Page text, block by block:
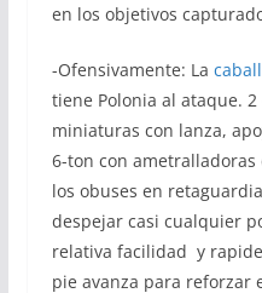
en los objetivos
-Ofensivamente: La
tiene Polonia al ataque.
miniaturas con lanza,
6-ton con ametralladoras
los obuses en
despejar casi cualquier
relativa facilidad y
pie avanza para reforzar